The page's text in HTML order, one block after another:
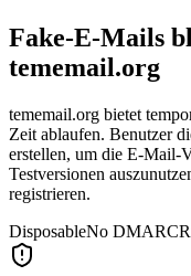
Fake-E-Mails
tememail.org
tememail.org bietet
Zeit ablaufen. Benutzer
erstellen, um die E-Mail-
Testversionen
registrieren.
DisposableNo DMARC